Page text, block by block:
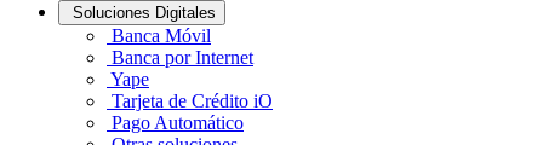
Soluciones Digitales
Banca Móvil
Banca por Internet
Yape
Tarjeta de Crédito iO
Pago Automático